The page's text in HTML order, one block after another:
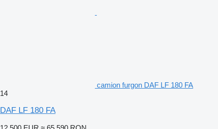
camion furgon DAF LF 180 FA
14
DAF LF 180 FA